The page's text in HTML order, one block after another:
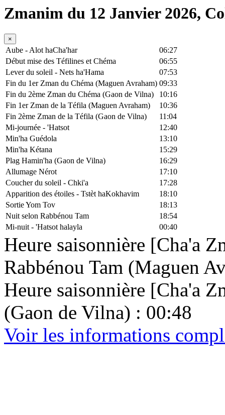
Zmanim du 12 Janvier 2026,
×
Aube - Alot haCha'har
06:27
Début mise des Téfilines et Chéma
06:55
Lever du soleil - Nets ha'Hama
07:53
Fin du 1er Zman du Chéma (Maguen Avraham) 09:33
Fin du 2ème Zman du Chéma (Gaon de Vilna)
10:16
Fin 1er Zman de la Téfila (Maguen Avraham)
10:36
Fin 2ème Zman de la Téfila (Gaon de Vilna)
11:04
Mi-journée - 'Hatsot
12:40
Min'ha Guédola
13:10
Min'ha Kétana
15:29
Plag Hamin'ha (Gaon de Vilna)
16:29
Allumage Nérot
17:10
Coucher du soleil - Chki'a
17:28
Apparition des étoiles - Tstèt haKokhavim
18:10
Sortie Yom Tov
18:13
Nuit selon Rabbénou Tam
18:54
Mi-nuit - 'Hatsot halayla
00:40
Heure saisonnière [Cha'a
Rabbénou Tam (Maguen
Heure saisonnière [Cha'a
(Gaon de Vilna) : 00:48
Voir les informations